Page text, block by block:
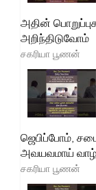
அதின்
அறிந்திடுவோம்
சகரியா பூணன்
ஜெபிப்போம்,
அவயவமாய்
சகரியா பூணன்